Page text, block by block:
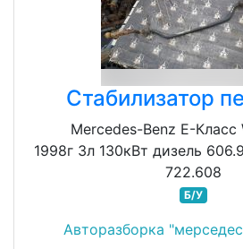
Стабилизатор
Mercedes-Benz E-Класс
1998г 3л 130кВт дизель
722.608
Б/У
Авторазборка